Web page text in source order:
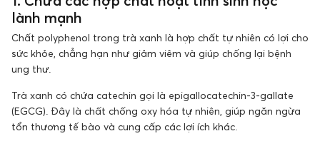
lành mạnh
Chất polyphenol trong trà xanh là hợp chất tự nhiên có lợi cho
sức khỏe, chẳng hạn như giảm viêm và giúp chống lại bệnh
ung thư.
Trà xanh có chứa catechin gọi là epigallocatechin-3-gallate
(EGCG). Đây là chất chống oxy hóa tự nhiên, giúp ngăn ngừa
tổn thương tế bào và cung cấp các lợi ích khác.